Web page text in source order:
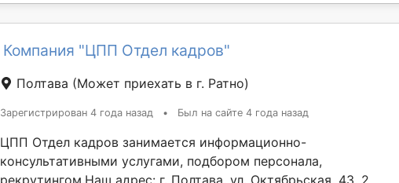
Компания "ЦПП Отдел кадров"
Полтава (Может приехать в г. Ратно)
Зарегистрирован 4 года назад • Был на сайте 4 года назад
ЦПП Отдел кадров занимается информационно-
консультативными услугами, подбором персонала,
рекрутингом.Наш адрес: г. Полтава, ул. Октябрьская, 43, 2